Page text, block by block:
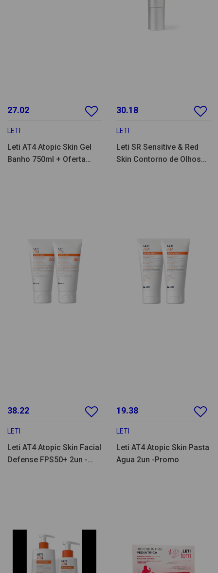
27.02
LETI
Leti AT4 Atopic Skin Gel
Banho 750ml + Oferta
30.18
LETI
Leti SR Sensitive & Red
Skin Contorno de Olhos
38.22
LETI
Leti AT4 Atopic Skin Facial
Defense FPS50+ 2un -
19.38
LETI
Leti AT4 Atopic Skin Pasta
Agua 2un -Promo